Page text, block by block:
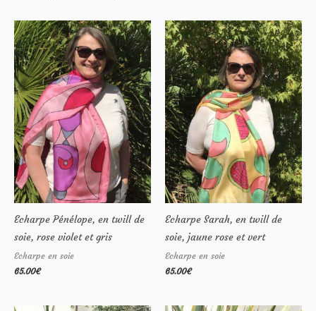
Echarpe Pénélope, en twill de
soie, rose violet et gris
Echarpe en soie
65.00€
Echarpe Sarah, en twill de
soie, jaune rose et vert
Echarpe en soie
65.00€